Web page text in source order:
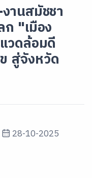
านสมัชชา
"เมือง
วดล้อมดี
สู่จังหวัด
28-10-2025